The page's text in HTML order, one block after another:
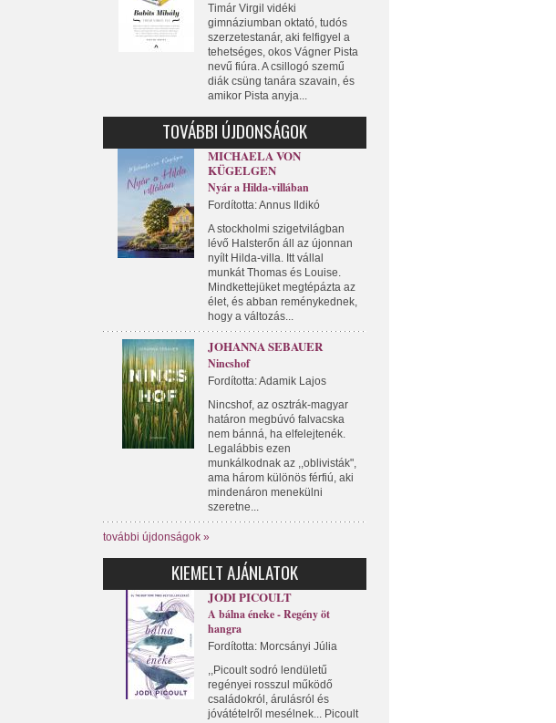
Timár Virgil vidéki
gimnáziumban oktató, tudós
szerzetestanár, aki felfigyel a
tehetséges, okos Vágner Pista
nevű fiúra. A csillogó szemű
diák csüng tanára szavain, és
amikor Pista anyja...
TOVÁBBI ÚJDONSÁGOK
MICHAELA VON
KÜGELGEN
Nyár a Hilda-villában
Fordította: Annus Ildikó
A stockholmi szigetvilágban
lévő Halsterőn áll az újonnan
nyílt Hilda-villa. Itt vállal
munkát Thomas és Louise.
Mindkettejüket megtépázta az
élet, és abban reménykednek,
hogy a változás...
JOHANNA SEBAUER
Nincshof
Fordította: Adamik Lajos
Nincshof, az osztrák-magyar
határon megbúvó falvacska
nem bánná, ha elfelejtenék.
Legalábbis ezen
munkálkodnak az ,,oblivisták",
ama három különös férfiú, aki
mindenáron menekülni
szeretne...
további újdonságok »
KIEMELT AJÁNLATOK
JODI PICOULT
A bálna éneke - Regény öt
hangra
Fordította: Morcsányi Júlia
,,Picoult sodró lendületű
regényei rosszul működő
családokról, árulásról és
jóvátételről mesélnek... Picoult